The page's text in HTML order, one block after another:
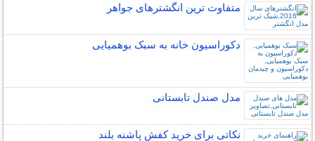
متفاوت ترین انگشترهای جواهر
دکوراسیون خانه به سبک بوهمیایی
مدل صندل تابستانی
نکاتی برای خرید کفش پاشنه بلند